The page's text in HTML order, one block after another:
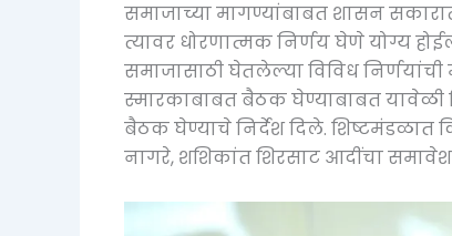
समाजाच्या मागण्यांबाबत शासन
त्यावर धोरणात्मक निर्णय घेणे योग्य
समाजासाठी घेतलेल्या विविध
स्मारकाबाबत बैठक घेण्याबाबत यावेळी
बैठक घेण्याचे निर्देश दिले. शिष्टमंडळात
नागरे, शशिकांत शिरसाट आदींचा